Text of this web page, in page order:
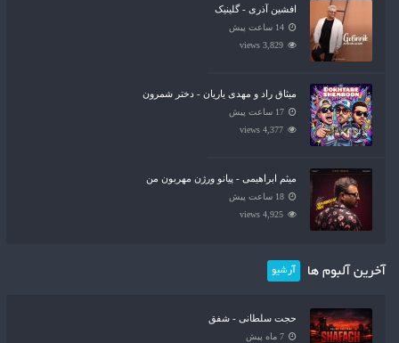
افشین آذری - گلینیک
14 ساعت پیش
3,829 views
میثاق راد و مهدی یاریان - دختر شمرون
17 ساعت پیش
4,377 views
میثم ابراهیمی - پیانو ورژن مهربون من
18 ساعت پیش
4,925 views
آخرین آلبوم ها آرشیو
حجت سلطانی - شفق
7 ماه پیش